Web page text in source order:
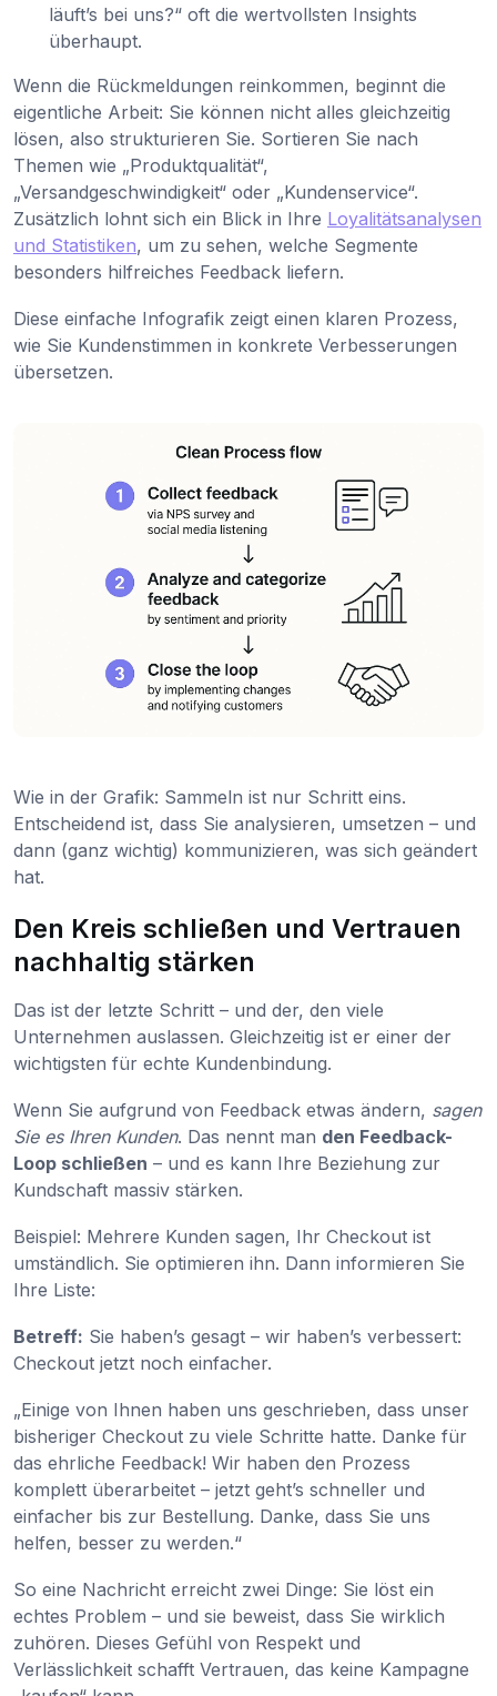
läuft’s bei uns?“ oft die wertvollsten Insights
überhaupt.
Wenn die Rückmeldungen reinkommen, beginnt die
eigentliche Arbeit: Sie können nicht alles gleichzeitig
lösen, also strukturieren Sie. Sortieren Sie nach
Themen wie „Produktqualität“,
„Versandgeschwindigkeit“ oder „Kundenservice“.
Zusätzlich lohnt sich ein Blick in Ihre Loyalitätsanalysen
und Statistiken, um zu sehen, welche Segmente
besonders hilfreiches Feedback liefern.
Diese einfache Infografik zeigt einen klaren Prozess,
wie Sie Kundenstimmen in konkrete Verbesserungen
übersetzen.
Wie in der Grafik: Sammeln ist nur Schritt eins.
Entscheidend ist, dass Sie analysieren, umsetzen – und
dann (ganz wichtig) kommunizieren, was sich geändert
hat.
Den Kreis schließen und Vertrauen
nachhaltig stärken
Das ist der letzte Schritt – und der, den viele
Unternehmen auslassen. Gleichzeitig ist er einer der
wichtigsten für echte Kundenbindung.
Wenn Sie aufgrund von Feedback etwas ändern, sagen
Sie es Ihren Kunden. Das nennt man den Feedback-
Loop schließen – und es kann Ihre Beziehung zur
Kundschaft massiv stärken.
Beispiel: Mehrere Kunden sagen, Ihr Checkout ist
umständlich. Sie optimieren ihn. Dann informieren Sie
Ihre Liste:
Betreff: Sie haben’s gesagt – wir haben’s verbessert:
Checkout jetzt noch einfacher.
„Einige von Ihnen haben uns geschrieben, dass unser
bisheriger Checkout zu viele Schritte hatte. Danke für
das ehrliche Feedback! Wir haben den Prozess
komplett überarbeitet – jetzt geht’s schneller und
einfacher bis zur Bestellung. Danke, dass Sie uns
helfen, besser zu werden.“
So eine Nachricht erreicht zwei Dinge: Sie löst ein
echtes Problem – und sie beweist, dass Sie wirklich
zuhören. Dieses Gefühl von Respekt und
Verlässlichkeit schafft Vertrauen, das keine Kampagne